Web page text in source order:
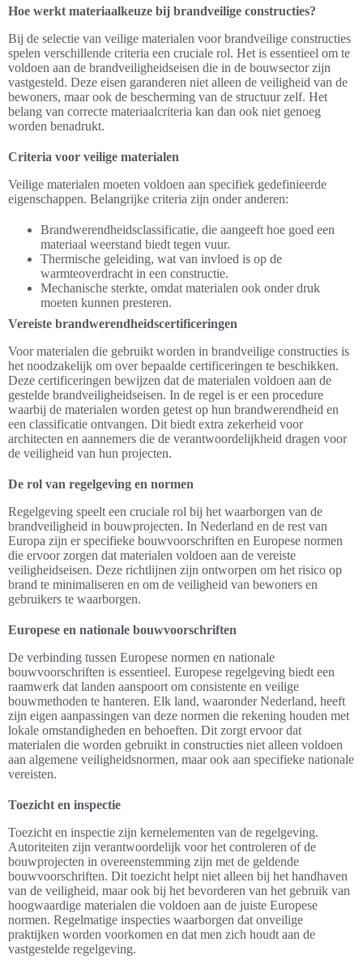
Hoe werkt materiaalkeuze bij brandveilige constructies?
Bij de selectie van veilige materialen voor brandveilige constructies
spelen verschillende criteria een cruciale rol. Het is essentieel om te
voldoen aan de brandveiligheidseisen die in de bouwsector zijn
vastgesteld. Deze eisen garanderen niet alleen de veiligheid van de
bewoners, maar ook de bescherming van de structuur zelf. Het
belang van correcte materiaalcriteria kan dan ook niet genoeg
worden benadrukt.
Criteria voor veilige materialen
Veilige materialen moeten voldoen aan specifiek gedefinieerde
eigenschappen. Belangrijke criteria zijn onder anderen:
Brandwerendheidsclassificatie, die aangeeft hoe goed een
materiaal weerstand biedt tegen vuur.
Thermische geleiding, wat van invloed is op de
warmteoverdracht in een constructie.
Mechanische sterkte, omdat materialen ook onder druk
moeten kunnen presteren.
Vereiste brandwerendheidscertificeringen
Voor materialen die gebruikt worden in brandveilige constructies is
het noodzakelijk om over bepaalde certificeringen te beschikken.
Deze certificeringen bewijzen dat de materialen voldoen aan de
gestelde brandveiligheidseisen. In de regel is er een procedure
waarbij de materialen worden getest op hun brandwerendheid en
een classificatie ontvangen. Dit biedt extra zekerheid voor
architecten en aannemers die de verantwoordelijkheid dragen voor
de veiligheid van hun projecten.
De rol van regelgeving en normen
Regelgeving speelt een cruciale rol bij het waarborgen van de
brandveiligheid in bouwprojecten. In Nederland en de rest van
Europa zijn er specifieke bouwvoorschriften en Europese normen
die ervoor zorgen dat materialen voldoen aan de vereiste
veiligheidseisen. Deze richtlijnen zijn ontworpen om het risico op
brand te minimaliseren en om de veiligheid van bewoners en
gebruikers te waarborgen.
Europese en nationale bouwvoorschriften
De verbinding tussen Europese normen en nationale
bouwvoorschriften is essentieel. Europese regelgeving biedt een
raamwerk dat landen aanspoort om consistente en veilige
bouwmethoden te hanteren. Elk land, waaronder Nederland, heeft
zijn eigen aanpassingen van deze normen die rekening houden met
lokale omstandigheden en behoeften. Dit zorgt ervoor dat
materialen die worden gebruikt in constructies niet alleen voldoen
aan algemene veiligheidsnormen, maar ook aan specifieke nationale
vereisten.
Toezicht en inspectie
Toezicht en inspectie zijn kernelementen van de regelgeving.
Autoriteiten zijn verantwoordelijk voor het controleren of de
bouwprojecten in overeenstemming zijn met de geldende
bouwvoorschriften. Dit toezicht helpt niet alleen bij het handhaven
van de veiligheid, maar ook bij het bevorderen van het gebruik van
hoogwaardige materialen die voldoen aan de juiste Europese
normen. Regelmatige inspecties waarborgen dat onveilige
praktijken worden voorkomen en dat men zich houdt aan de
vastgestelde regelgeving.